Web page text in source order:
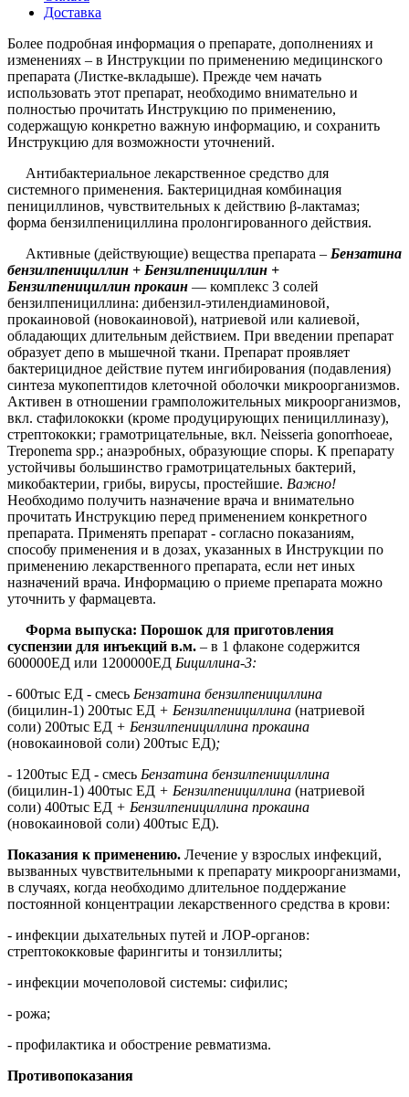
Доставка
Более подробная информация о препарате, дополнениях и
изменениях – в Инструкции по применению медицинского
препарата (Листке-вкладыше). Прежде чем начать
использовать этот препарат, необходимо внимательно и
полностью прочитать Инструкцию по применению,
содержащую конкретно важную информацию, и сохранить
Инструкцию для возможности уточнений.
Антибактериальное лекарственное средство для
системного применения. Бактерицидная комбинация
пенициллинов, чувствительных к действию β-лактамаз;
форма бензилпенициллина пролонгированного действия.
Активные (действующие) вещества препарата – Бензатина
бензилпенициллин + Бензилпенициллин +
Бензилпенициллин прокаин — комплекс 3 солей
бензилпенициллина: дибензил-этилендиаминовой,
прокаиновой (новокаиновой), натриевой или калиевой,
обладающих длительным действием. При введении препарат
образует депо в мышечной ткани. Препарат проявляет
бактерицидное действие путем ингибирования (подавления)
синтеза мукопептидов клеточной оболочки микроорганизмов.
Активен в отношении грамположительных микроорганизмов,
вкл. стафилококки (кроме продуцирующих пенициллиназу),
стрептококки; грамотрицательные, вкл. Neisseria gonorrhоеае,
Treponema spp.; анаэробных, образующие споры. К препарату
устойчивы большинство грамотрицательных бактерий,
микобактерии, грибы, вирусы, простейшие. Важно!
Необходимо получить назначение врача и внимательно
прочитать Инструкцию перед применением конкретного
препарата. Применять препарат - согласно показаниям,
способу применения и в дозах, указанных в Инструкции по
применению лекарственного препарата, если нет иных
назначений врача. Информацию о приеме препарата можно
уточнить у фармацевта.
Форма выпуска: Порошок для приготовления
суспензии для инъекций в.м. – в 1 флаконе содержится
600000ЕД или 1200000ЕД Бициллина-3:
- 600тыс ЕД - смесь Бензатина бензилпенициллина
(бицилин-1) 200тыс ЕД + Бензилпенициллина (натриевой
соли) 200тыс ЕД + Бензилпенициллина прокаина
(новокаиновой соли) 200тыс ЕД);
- 1200тыс ЕД - смесь Бензатина бензилпенициллина
(бицилин-1) 400тыс ЕД + Бензилпенициллина (натриевой
соли) 400тыс ЕД + Бензилпенициллина прокаина
(новокаиновой соли) 400тыс ЕД).
Показания к применению. Лечение у взрослых инфекций,
вызванных чувствительными к препарату микроорганизмами,
в случаях, когда необходимо длительное поддержание
постоянной концентрации лекарственного средства в крови:
- инфекции дыхательных путей и ЛОР-органов:
стрептококковые фарингиты и тонзиллиты;
- инфекции мочеполовой системы: сифилис;
- рожа;
- профилактика и обострение ревматизма.
Противопоказания